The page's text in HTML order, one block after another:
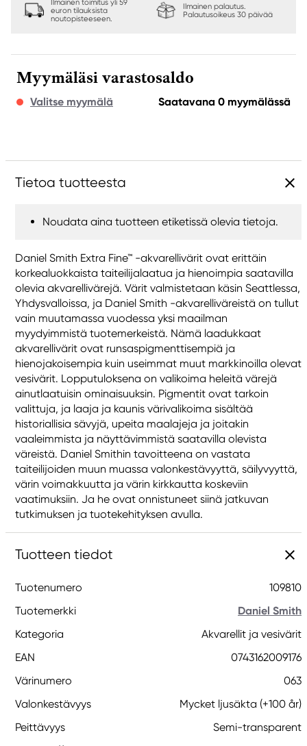
Ilmainen toimitus yli 59
euron tilauksista
noutopisteeseen.
Ilmainen palautus.
Palautusoikeus 30 päivää
Myymäläsi varastosaldo
Valitse myymälä Saatavana 0 myymälässä
Tietoa tuotteesta
Noudata aina tuotteen etiketissä olevia tietoja.
Daniel Smith Extra Fine™ -akvarellivärit ovat erittäin
korkealuokkaista taiteilijalaatua ja hienoimpia saatavilla
olevia akvarellivärejä. Värit valmistetaan käsin Seattlessa,
Yhdysvalloissa, ja Daniel Smith -akvarelliväreistä on tullut
vain muutamassa vuodessa yksi maailman
myydyimmistä tuotemerkeistä. Nämä laadukkaat
akvarellivärit ovat runsaspigmenttisempiä ja
hienojakoisempia kuin useimmat muut markkinoilla olevat
vesivärit. Lopputuloksena on valikoima heleitä värejä
ainutlaatuisin ominaisuuksin. Pigmentit ovat tarkoin
valittuja, ja laaja ja kaunis värivalikoima sisältää
historiallisia sävyjä, upeita maalajeja ja joitakin
vaaleimmista ja näyttävimmistä saatavilla olevista
väreistä. Daniel Smithin tavoitteena on vastata
taiteilijoiden muun muassa valonkestävyyttä, säilyvyyttä,
värin voimakkuutta ja värin kirkkautta koskeviin
vaatimuksiin. Ja he ovat onnistuneet siinä jatkuvan
tutkimuksen ja tuotekehityksen avulla.
Tuotteen tiedot
Tuotenumero
109810
Tuotemerkki
Daniel Smith
Kategoria
Akvarellit ja vesivärit
EAN
0743162009176
Värinumero
063
Valonkestävyys
Mycket ljusäkta (+100 år)
Peittävyys
Semi-transparent